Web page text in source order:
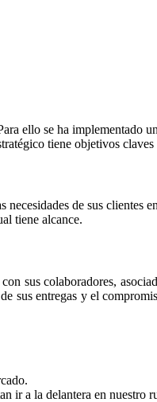
ello se ha implementado
tiene objetivos
de sus clientes
tiene alcance.
sus colaboradores,
entregas y el
ir a la delantera en nuestro